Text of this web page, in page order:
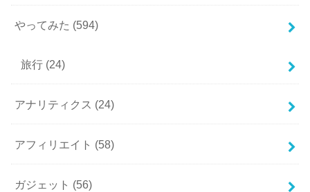
やってみた (594)
旅行 (24)
アナリティクス (24)
アフィリエイト (58)
ガジェット (56)